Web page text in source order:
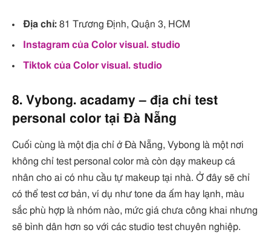
Địa chỉ: 81 Trương Định, Quận 3, HCM
Instagram của Color visual. studio
Tiktok của Color visual. studio
8. Vybong. acadamy – địa chỉ test
personal color tại Đà Nẵng
Cuối cùng là một địa chỉ ở Đà Nẵng, Vybong là một nơi
không chỉ test personal color mà còn dạy makeup cá
nhân cho ai có nhu cầu tự makeup tại nhà. Ở đây sẽ chỉ
có thể test cơ bản, ví dụ như tone da ấm hay lạnh, màu
sắc phù hợp là nhóm nào, mức giá chưa công khai nhưng
sẽ bình dân hơn so với các studio test chuyên nghiệp.